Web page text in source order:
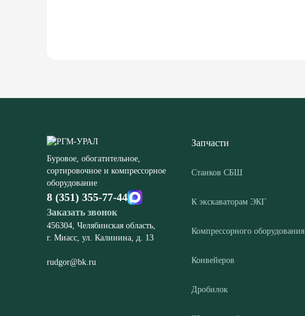
Буровое, обогатительное,
сортировочное и компрессорное
оборудование
8 (351) 355-77-44
Заказать звонок
456304, Челябинская область,
г. Миасс, ул. Калинина, д. 13
rudgor@bk.ru
Запчасти
Станков СБШ
К экскаваторам ЭКГ
Компрессорного оборудования
Конвейеров
Дробилок